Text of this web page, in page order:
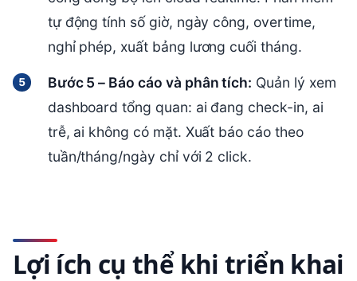
tự động tính số giờ, ngày công, overtime,
nghỉ phép, xuất bảng lương cuối tháng.
Bước 5 – Báo cáo và phân tích: Quản lý xem
dashboard tổng quan: ai đang check-in, ai
trễ, ai không có mặt. Xuất báo cáo theo
tuần/tháng/ngày chỉ với 2 click.
Lợi ích cụ thể khi triển khai